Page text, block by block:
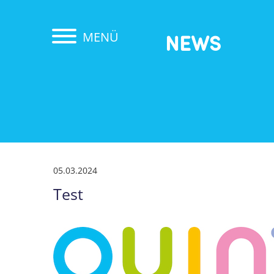
MENÜ NEWS
05.03.2024
Test